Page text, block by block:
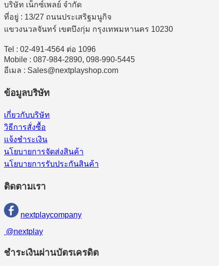
บริษัท เน็กซ์เพลย์ จำกัด
ที่อยู่ : 13/27 ถนนประเสริฐมนูกิจ
แขวงนวลจันทร์ เขตบึงกุ่ม กรุงเทพมหานคร 10230
Tel : 02-491-4564 ต่อ 1096
Mobile : 087-984-2890, 098-990-5445
อีเมล : Sales@nextplayshop.com
ข้อมูลบริษัท
เกี่ยวกับบริษัท
วิธีการสั่งซื้อ
แจ้งชำระเงิน
นโยบายการจัดส่งสินค้า
นโยบายการรับประกันสินค้า
ติดตามเรา
nextplaycompany
@nextplay
ชำระเงินผ่านบัตรเครดิต